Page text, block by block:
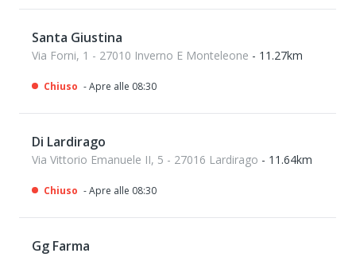
Santa Giustina
Via Forni, 1 - 27010 Inverno E Monteleone - 11.27km
Chiuso - Apre alle 08:30
Di Lardirago
Via Vittorio Emanuele II, 5 - 27016 Lardirago - 11.64km
Chiuso - Apre alle 08:30
Gg Farma